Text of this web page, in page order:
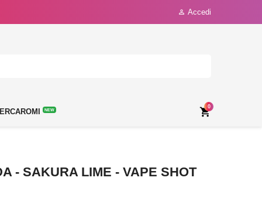
 Accedi
NEW 
0
- SAKURA LIME - VAPE SHOT